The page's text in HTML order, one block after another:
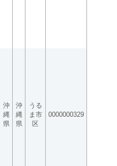
沖
縄
県
沖
縄
県
うる
ま市
区
0000000329